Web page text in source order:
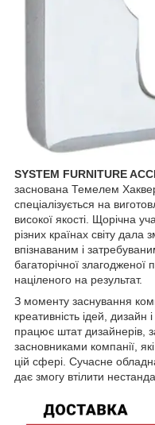
SYSTEM FURNITURE
заснована Темелем
спеціалізується на
високої якості. Щорічна
різних країнах світу дала
впізнаваним і
багаторічної злагодженої
націленого на результат.
З моменту заснування
креативність ідей,
працює штат дизайнерів,
засновниками компанії,
цій сфері. Сучасне
дає змогу втілити